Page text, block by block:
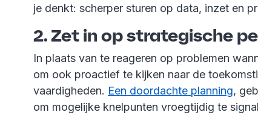
je denkt: scherper sturen op data, inzet en
2. Zet in op strategische
In plaats van te reageren op problemen
om ook proactief te kijken naar de
vaardigheden. Een doordachte planning,
om mogelijke knelpunten vroegtijdig te